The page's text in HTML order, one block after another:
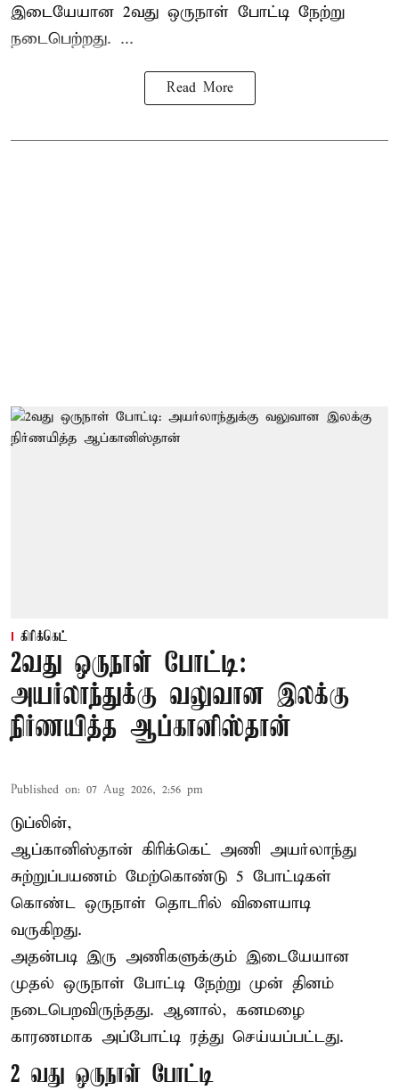
இடையேயான 2வது ஒருநாள் போட்டி நேற்று
நடைபெற்றது. ...
Read More
கிரிக்கெட்
2வது ஒருநாள் போட்டி:
அயர்லாந்துக்கு வலுவான இலக்கு
நிர்ணயித்த ஆப்கானிஸ்தான்
Published on: 07 Aug 2026, 2:56 pm
டுப்லின்,
ஆப்கானிஸ்தான் கிரிக்கெட் அணி அயர்லாந்து
சுற்றுப்பயணம் மேற்கொண்டு 5 போட்டிகள்
கொண்ட ஒருநாள் தொடரில் விளையாடி
வருகிறது.
அதன்படி இரு அணிகளுக்கும் இடையேயான
முதல் ஒருநாள் போட்டி நேற்று முன் தினம்
நடைபெறவிருந்தது. ஆனால், கனமழை
காரணமாக அப்போட்டி ரத்து செய்யப்பட்டது.
2 வது ஒருநாள் போட்டி